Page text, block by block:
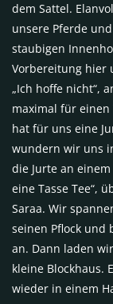
dem Sattel.
unsere Pferde
staubigen
Vorbereitung hier
„Ich hoffe nicht“,
maximal für einen
hat für uns eine
wundern wir uns
die Jurte an
eine Tasse Tee“,
Saraa. Wir
seinen Pflock und
an. Dann laden
kleine Blockhaus.
wieder in einem